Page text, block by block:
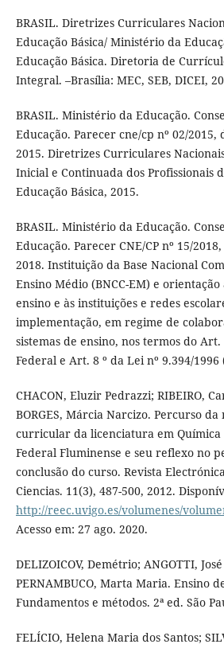
BRASIL. Diretrizes Curriculares
Educação Básica/ Ministério da
Educação Básica. Diretoria de
Integral. –Brasília: MEC, SEB, DICEI,
BRASIL. Ministério da Educação.
Educação. Parecer cne/cp nº 02/2015,
2015. Diretrizes Curriculares
Inicial e Continuada dos Profissionais
Educação Básica, 2015.
BRASIL. Ministério da Educação.
Educação. Parecer CNE/CP nº 15/
2018. Instituição da Base Nacional
Ensino Médio (BNCC-EM) e orientação
ensino e às instituições e redes
implementação, em regime de
sistemas de ensino, nos termos do
Federal e Art. 8 º da Lei nº 9.394/1996
CHACON, Eluzir Pedrazzi; RIBEIRO,
BORGES, Márcia Narcizo. Percurso
curricular da licenciatura em Química
Federal Fluminense e seu reflexo no
conclusão do curso. Revista
Ciencias. 11(3), 487-500, 2012.
http://reec.uvigo.es/volumenes/
Acesso em: 27 ago. 2020.
DELIZOICOV, Demétrio; ANGOTTI,
PERNAMBUCO, Marta Maria. Ensino
Fundamentos e métodos. 2ª ed. São
FELÍCIO, Helena Maria dos Santos;